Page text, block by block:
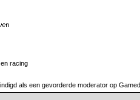
racing
als een gevorderde moderator op